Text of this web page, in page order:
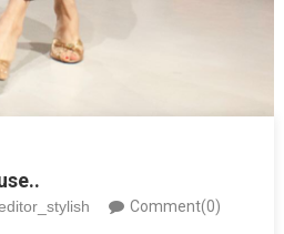
Comment(0)